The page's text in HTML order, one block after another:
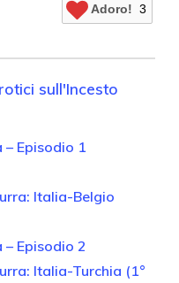
Adoro! 3
sull'Incesto
Episodio 1
Italia-Belgio
Episodio 2
Italia-Turchia (1°